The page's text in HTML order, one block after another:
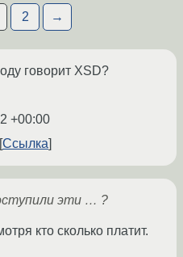
2 →
говорит XSD?
+00:00
Ссылка
эти … ?
кто сколько платит.